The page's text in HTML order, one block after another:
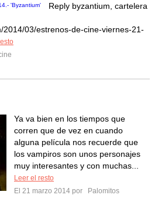
Reply byzantium, cartelera
2014/03/estrenos-de-cine-viernes-21-
Ya va bien en los tiempos que
corren que de vez en cuando
alguna película nos recuerde que
los vampiros son unos personajes
muy interesantes y con muchas...
Leer el resto
El 21 marzo 2014 por
Palomitos